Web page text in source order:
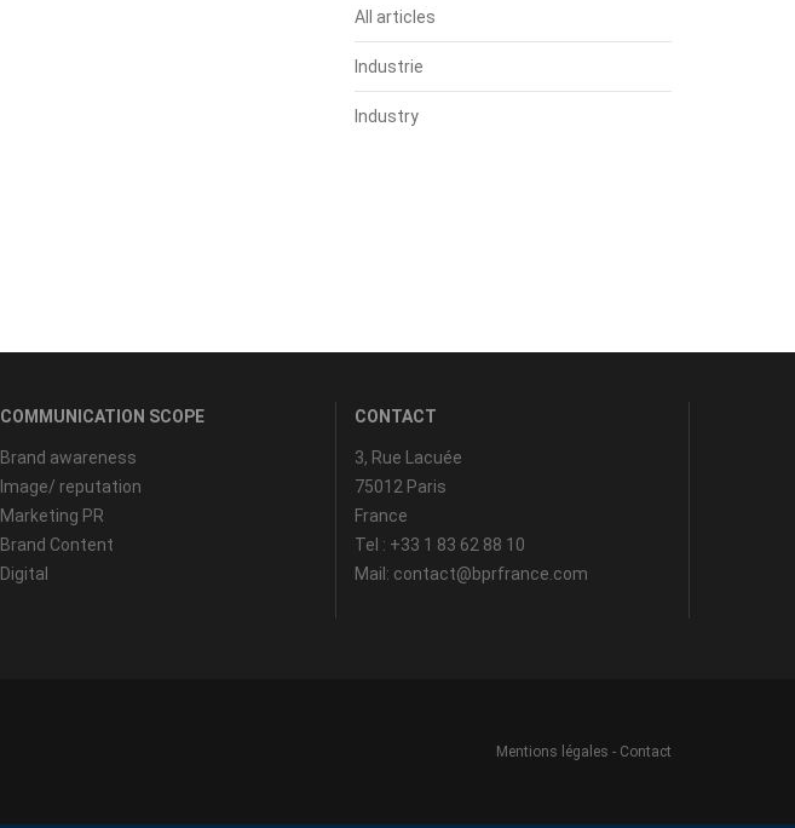
All articles
Industrie
Industry
COMMUNICATION SCOPE
Brand awareness
Image/ reputation
Marketing PR
Brand Content
Digital
CONTACT
3, Rue Lacuée
75012 Paris
France
Tel : +33 1 83 62 88 10
Mail: contact@bprfrance.com
Mentions légales - Contact